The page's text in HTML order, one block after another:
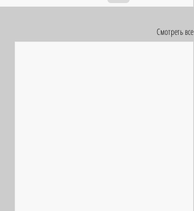
Смотреть все